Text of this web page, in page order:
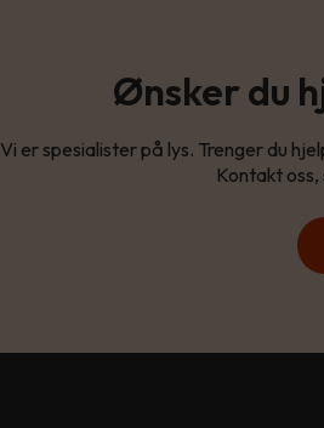
Ønsker du
Vi er spesialister på lys. Trenger du
Kontakt